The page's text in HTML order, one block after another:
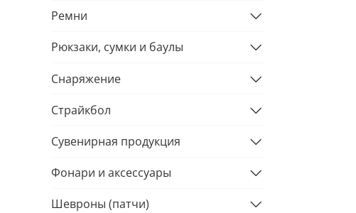
Ремни
Рюкзаки, сумки и баулы
Снаряжение
Страйкбол
Сувенирная продукция
Фонари и аксессуары
Шевроны (патчи)